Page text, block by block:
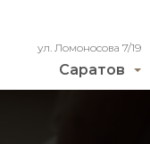
Саратов
ул. Ломоносова 7/19